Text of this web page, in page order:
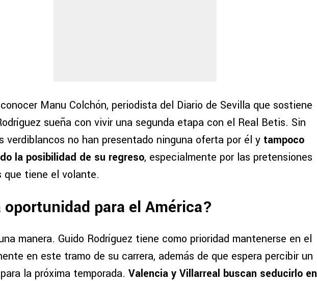
Manu Colchón, periodista del Diario de Sevilla que sostiene
sueña con vivir una segunda etapa con el Real Betis. Sin
verdiblancos no han presentado ninguna oferta por él y tampoco
la posibilidad de su regreso, especialmente por las pretensiones
que tiene el volante.
oportunidad para el América?
manera. Guido Rodríguez tiene como prioridad mantenerse en el
en este tramo de su carrera, además de que espera percibir un
la próxima temporada. Valencia y Villarreal buscan seducirlo en